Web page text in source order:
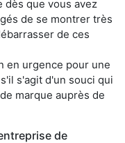
dès que vous avez
de se montrer très
de ces
en urgence pour une
s'agit d'un souci qui
marque auprès de
de